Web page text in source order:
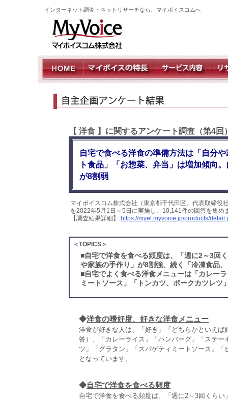
インターネット調査・ネットリサーチなら、マイボイスコムへ
【 洋食 】に関するアンケート調査（第4回
自宅で食べる洋食の準備方法は「自分
ト食品」「お惣菜、弁当」は増加傾向
が8割弱
マイボイスコム株式会社（東京都千代田区、代表取締
を2022年5月1日～5日に実施し、10,141件の回答を集め
【調査結果詳細】
https://myel.myvoice.jp/products/
＜TOPICS＞
■自宅で洋食を食べる頻度は、「週に2～3回
や家族の手作り」が8割強、続く「冷凍食品
■自宅でよく食べる洋食メニューは「カレー
ミートソース」「トンカツ、ポークカツレツ
◆洋食の嗜好度、好きな洋食メニュー
洋食が好きな人は、「好き」「どちらかといえ
答）、「カレーライス」「ハンバーグ」「ステ
ツ」「グラタン」「スパゲティミートソース」
となっています。
◆自宅で洋食を食べる頻度
自宅で洋食を食べる頻度は、「週に2～3回くら